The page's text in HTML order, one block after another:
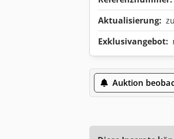
Aktualisierung:
Exklusivangebot:
Auktion